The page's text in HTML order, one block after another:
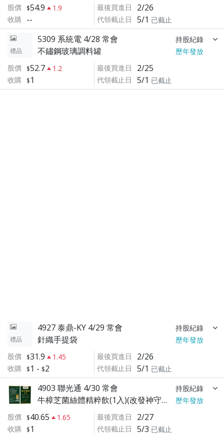
股價
54.9
1.9
收購 --
最後買進日 2/26
代領截止日 5/1 已截止
禮品
5309 系統電 4/28 常會 持股紀錄
不鏽鋼玻璃調料罐
歷年發放
股價
52.7
1.2
收購
1
最後買進日 2/25
代領截止日 5/1 已截止
禮品
4927 泰鼎-KY 4/29 常會 持股紀錄
針織手提袋
歷年發放
股價
31.9
1.45
收購
1 - 2
最後買進日 2/26
代領截止日 5/1 已截止
4903 聯光通 4/30 常會 持股紀錄
牛樟芝菌絲體精粹飲(1入)(改發神守精華膠囊)
歷年發放
股價
40.65
1.65
收購
1
最後買進日 2/27
代領截止日 5/3 已截止